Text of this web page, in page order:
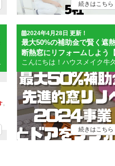
続きはこちら
2024年4月28日 更新！
最大50%の補助金で賢く遮
断熱窓にリフォームしよう
続きはこちら